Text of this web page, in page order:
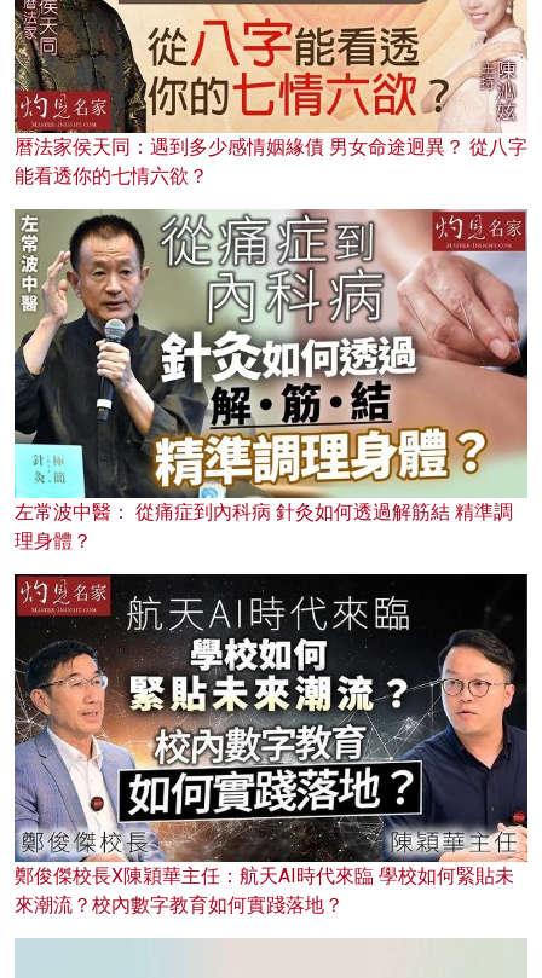
曆法家侯天同：遇到多少感情姻緣債 男女命途迥異？ 從八字
能看透你的七情六欲？
左常波中醫： 從痛症到內科病 針灸如何透過解筋結 精準調
理身體？
鄭俊傑校長X陳穎華主任：航天AI時代來臨 學校如何緊貼未
來潮流？校內數字教育如何實踐落地？